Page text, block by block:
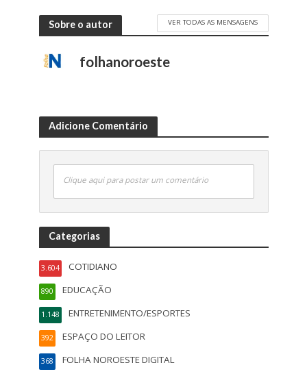
Sobre o autor VER TODAS AS MENSAGENS
folhanoroeste
Adicione Comentário
Clique aqui para postar um comentário
Categorias
COTIDIANO
3.604
EDUCAÇÃO
890
ENTRETENIMENTO/ESPORTES
1.148
ESPAÇO DO LEITOR
392
FOLHA NOROESTE DIGITAL
368